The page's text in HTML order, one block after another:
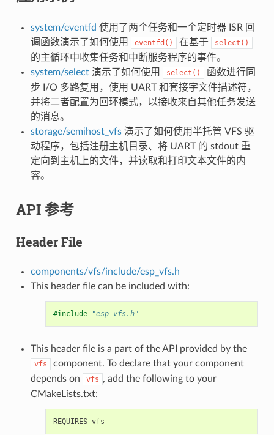
system/eventfd 使用了两个任务和一个定时器 ISR 回
调函数演示了如何使用
eventfd() 在基于 select()
的主循环中收集任务和中断服务程序的事件。
system/select演示了如何使用 select()
函数进行同
步 I/O 多路复用，使用 UART 和套接字文件描述符，
并将二者配置为回环模式，以接收来自其他任务发送
的消息。
storage/semihost_vfs演示了如何使用半托管 VFS 驱
动程序，包括注册主机目录、将 UART 的 stdout 重
定向到主机上的文件，并读取和打印文本文件的内
容。
API 参考
Header File
components/vfs/include/esp_vfs.h
This header file can be included with:
#include "esp_vfs.h"
This header file is a part of the API provided by the
vfs
component. To declare that your component
depends on
vfs , add the following to your
CMakeLists.txt: